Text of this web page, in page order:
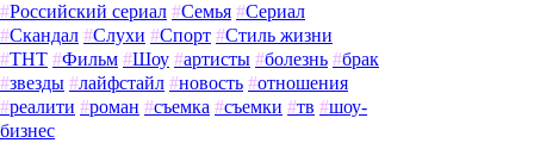
#Российский сериал #Семья #Сериал
#Скандал #Слухи #Спорт #Стиль жизни
#ТНТ #Фильм #Шоу #артисты #болезнь #брак
#звезды #лайфстайл #новость #отношения
#реалити #роман #съемка #съемки #тв #шоу-
бизнес